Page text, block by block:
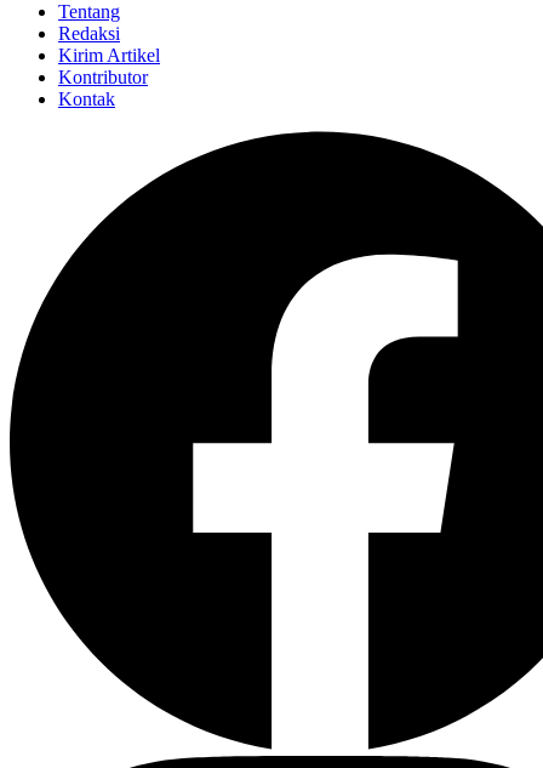
Tentang
Redaksi
Kirim Artikel
Kontributor
Kontak